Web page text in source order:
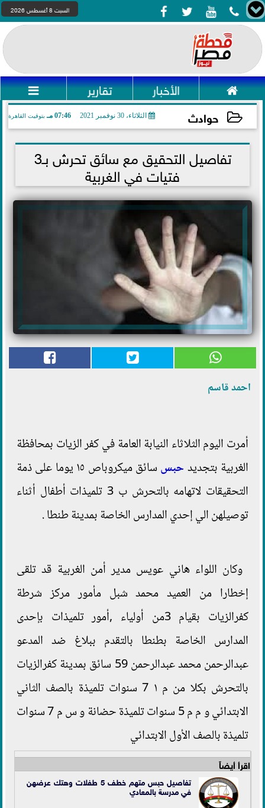
    السبت 8 أغسطس 2026
 الأخبار تقارير 
حوادث الثلاثاء، 30 نوفمبر 2021 07:46 مـ بتوقيت القاهرة
2021-11-30 19:46:09 تفاصيل التحقيق مع سائق تحرش بـ3
فتيات في الغربية
احمد قاسم
أمرت اليوم الثلاثاء النيابة العامة في كفر الزيات بمحافظة
الغربية بتجديد حبس
سائق ميكروباص ١٥ يوما على ذمة
التحقيقات لاتهامه بالتحرش ب 3 تلميذات أطفال أثناء
توصيلهن الي إحدي المدارس الخاصة بمدينة طنطا .
وكان اللواء هاني عويس مدير أمن الغربية قد تلقى
إخطارا من العميد محمد شبل مأمور مركز شرطة
كفرالزيات بقيام 3من أولياء ,أمور تلميذات بإحدى
المدارس الخاصة بطنطا بالتقدم ببلاغ ضد المدعو
عبدالرحمن محمد عبدالرحمن 59 سائق بمدينة كفرالزيات
بالتحرش بكلا من م ١ 7 سنوات تلميذة بالصف الثاني
الابتدائي و م م 5 سنوات تلميذة حضانة و س م 7 سنوات
تلميذة بالصف الأول الابتدائي
اقرأ أيضاً
تفاصيل حبس متهم خطف 5 طفلات وهتك عرضهن
في مدرسة بالمعادي